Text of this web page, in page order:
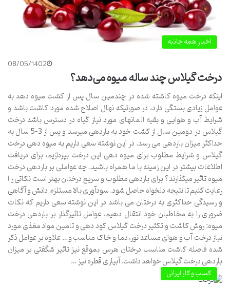
اخبار همه جانبه
08/05/1402
درخت گیلاس چند ساله میوه می‌دهد؟
اینکه درخت میوه کاشته شده در چندمین سال پس از کشت میوه دهد به
عوامل زیادی بستگی دارد، در صورتی­که نهال اصلاح شده مورد کاشت باشد و
شرایط آب و هوایی و بقیه المان­های مورد نیاز گیاه در دسترس باشد درخت
گیلاس در دومین سال از کشت خود به باردهی می­رسد و پس از 3-5 سال به
حداکثر میزان باردهی می­ رسد. در این نوشته سعی داریم به میوه دهی درخت
گیلاس و شرایط مطلوب برای میوه دهی این درخت بپردازیم، برای دریافت
اطلاعات بیشتر در این زمینه با ما همراه باشید. چه عواملی بر باردهی درخت
میوه تاثیر می­گذارند؟ برای باردهی مطلوب و سریع درختان بهتر است نکاتی ر ا
رعایت کنیم تا نتیجه دلخواه حاصل شود. سودآوری بالا مستلزم دانش و آگاهی
و رسیدگی حداکثری به درختان می باشد در این نوشته سعی داریم که نکات
ضروری را به مخاطبان خود انتقال دهیم. عوامل تاثیرگذار بر باردهی درخت
میوه: روش کاشت و تکثیر درخت گیلاس کود دهی و تامین مواد مغذی مورد
نیاز درخت آب و هوای مساعد نور، دما و خاک مناسب و… علاوه بر عوامل ذکر
شده فاصله کاشت مناسب درختان هرس بموقع نیز تاثیر شگفتی بر میزان
باردهی درخت گیلاس خواهد داشت. آبیاری قطره نیز …
کسب و کار ایرانی